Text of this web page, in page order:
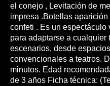
el conejo , Levitación de
impresa .Botellas
confeti . Es un espectáculo
para adaptarse a cualquier
escenarios, desde
convencionales a teatros.
minutos. Edad
de 3 años Ficha técnica: